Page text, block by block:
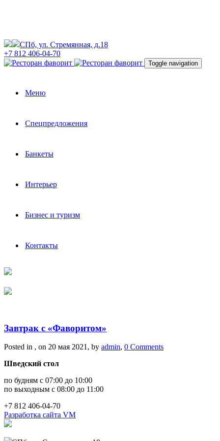
СПб, ул. Стремянная, д.18
+7 812 406-04-70
Toggle navigation
Меню
Спецпредложения
Банкеты
Интерьер
Бизнес и туризм
Контакты
Завтрак с «Фаворитом»
Posted in , on 20 мая 2021, by admin, 0 Comments
Шведский стол
по будням с 07:00 до 10:00
по выходным с 08:00 до 11:00
+7 812 406-04-70
Разработка сайта VM